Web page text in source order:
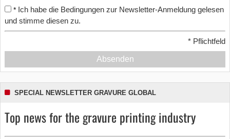
* Ich habe die Bedingungen zur Newsletter-Anmeldung gelesen
und stimme diesen zu.
* Pflichtfeld
Absenden
SPECIAL NEWSLETTER GRAVURE GLOBAL
Top news for the gravure printing industry